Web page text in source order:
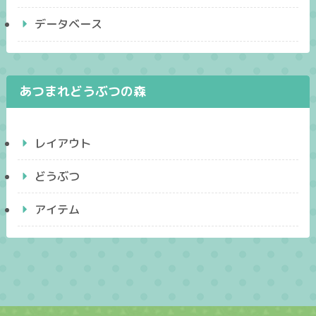
データベース
あつまれどうぶつの森
レイアウト
どうぶつ
アイテム